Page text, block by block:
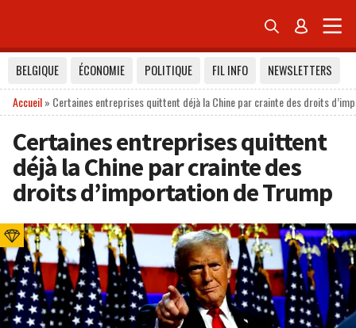
 
BELGIQUE ÉCONOMIE POLITIQUE FIL INFO
NEWSLETTERS
Accueil» Certaines entreprises quittent déjà la Chine par crainte des droits
Certaines entreprises quittent
déjà la Chine par crainte des
droits d’importation de Trump